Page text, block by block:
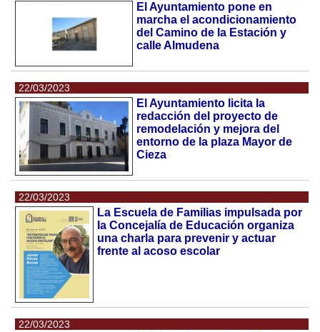
El Ayuntamiento pone en
marcha el acondicionamiento
del Camino de la Estación y
calle Almudena
22/03/2023
El Ayuntamiento licita la
redacción del proyecto de
remodelación y mejora del
entorno de la plaza Mayor de
Cieza
22/03/2023
La Escuela de Familias impulsada por
la Concejalía de Educación organiza
una charla para prevenir y actuar
frente al acoso escolar
22/03/2023